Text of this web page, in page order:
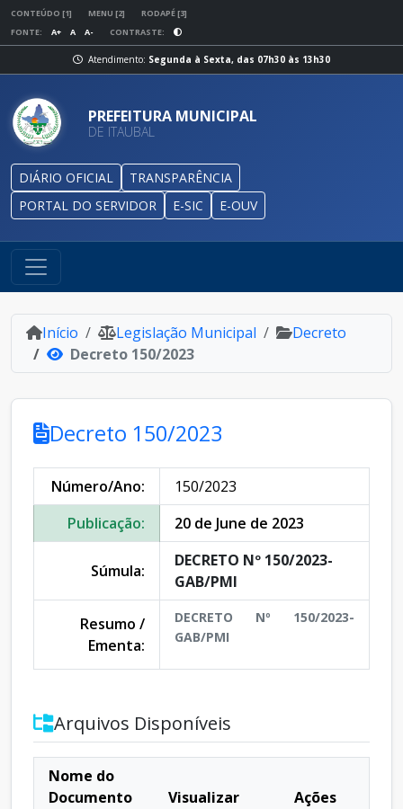
CONTEÚDO [1] MENU [2]
RODAPÉ [3]
FONTE:
A+ A A- CONTRASTE:
Atendimento: Segunda à Sexta, das 07h30 às 13h30
PREFEITURA MUNICIPAL
DE ITAUBAL
DIÁRIO OFICIAL
TRANSPARÊNCIA
PORTAL DO SERVIDOR
E-SIC E-OUV
Início Legislação Municipal
Decreto
Decreto 150/2023
Decreto 150/2023
Número/Ano:
150/2023
Publicação:
20 de June de 2023
Súmula:
DECRETO Nº 150/2023-
GAB/PMI
Resumo /
Ementa:
DECRETO Nº 150/2023-
GAB/PMI
Arquivos Disponíveis
Nome do
Documento
Visualizar
Ações